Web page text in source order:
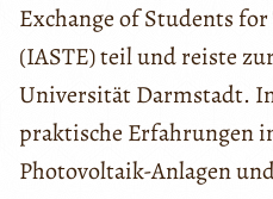
Exchange of Students
(IASTE) teil und reiste
Universität Darmstadt.
praktische Erfahrungen
Photovoltaik-Anlagen